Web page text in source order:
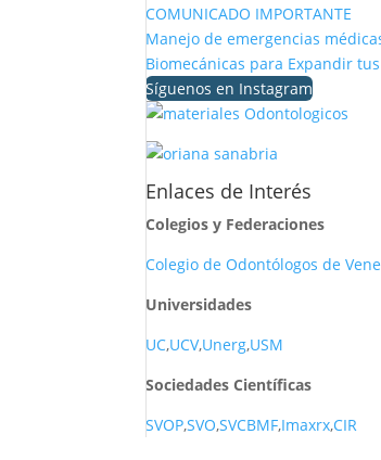
COMUNICADO IMPORTANTE
Manejo de emergencias
Biomecánicas para Expandir
Síguenos en Instagram
Enlaces de Interés
Colegios y Federaciones
Colegio de Odontólogos de
Universidades
UC,UCV,Unerg,USM
Sociedades Científicas
SVOP,SVO,SVCBMF,Imaxrx,CIR